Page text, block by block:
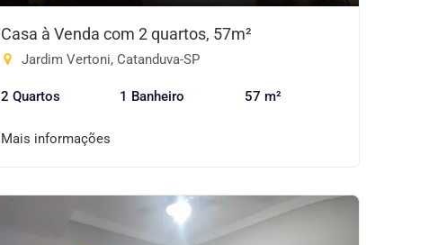
Casa à Venda com 2 quartos, 57m²
Jardim Vertoni, Catanduva-SP
2 Quartos 1 Banheiro 57 m²
Mais informações